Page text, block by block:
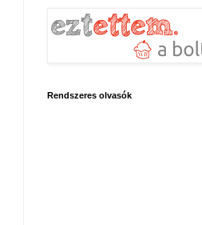
Rendszeres olvasók